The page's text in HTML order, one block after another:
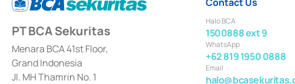
PT BCA Sekuritas
Menara BCA 41st Floor,
Grand Indonesia
Jl. MH Thamrin No. 1
Halo BCA
1500888 ext 9
WhatsApp
+62 819 1950 0888
Email